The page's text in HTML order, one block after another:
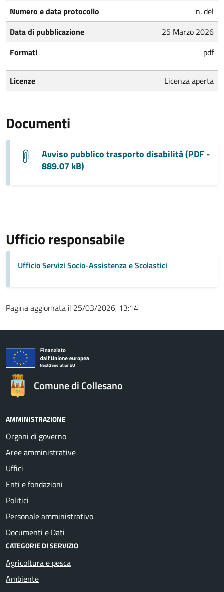
Numero e data protocollo
n. del
Data di pubblicazione
25 Marzo 2026
Formati
pdf
Licenze Licenza aperta
Documenti
Avviso pubblico trasporto disabilità (PDF -
889.07 kB)
Ufficio responsabile
Ufficio Servizi Socio-Assistenza e Scolastici
Pagina aggiornata il 25/03/2026, 13:14
Comune di Collesano
AMMINISTRAZIONE
Organi di governo
Aree amministrative
Uffici
Enti e fondazioni
Politici
Personale amministrativo
Documenti e Dati
CATEGORIE DI SERVIZIO
Agricoltura e pesca
Ambiente